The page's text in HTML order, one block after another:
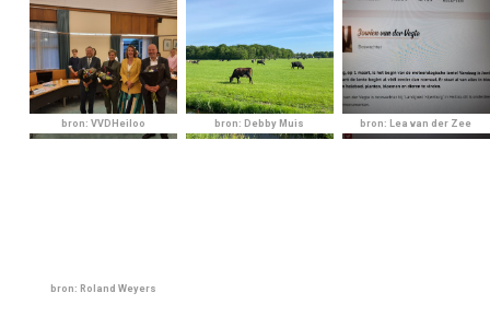
bron: VVDHeiloo bron: Debby Muis bron: Lea van der Zee
bron: Roland Weyers